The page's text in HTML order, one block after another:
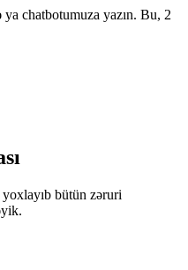
chatbotumuza yazın. Bu, 2
yoxlayıb bütün zəruri